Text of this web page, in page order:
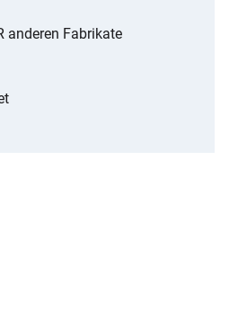
anderen Fabrikate